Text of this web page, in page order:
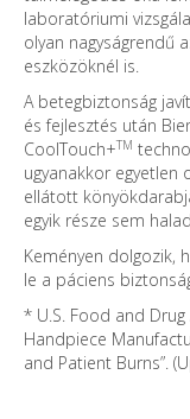
laboratóriumi
olyan nagyságrendű
eszközöknél is.
A betegbiztonság
és fejlesztés után
CoolTouch+TM
ugyanakkor egyetlen
ellátott
egyik része sem
Keményen dolgozik,
le a páciens
* U.S. Food and
Handpiece
and Patient Burns”.